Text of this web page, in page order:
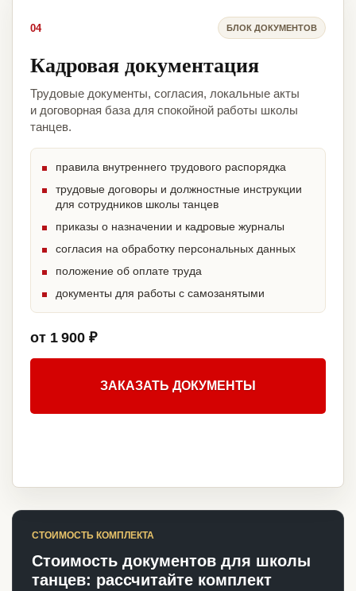
04 БЛОК ДОКУМЕНТОВ
Кадровая документация
Трудовые документы, согласия, локальные акты
и договорная база для спокойной работы школы
танцев.
правила внутреннего трудового распорядка
трудовые договоры и должностные инструкции
для сотрудников школы танцев
приказы о назначении и кадровые журналы
согласия на обработку персональных данных
положение об оплате труда
документы для работы с самозанятыми
от 1 900 ₽
ЗАКАЗАТЬ ДОКУМЕНТЫ
СТОИМОСТЬ КОМПЛЕКТА
Стоимость документов для школы
танцев: рассчитайте комплект